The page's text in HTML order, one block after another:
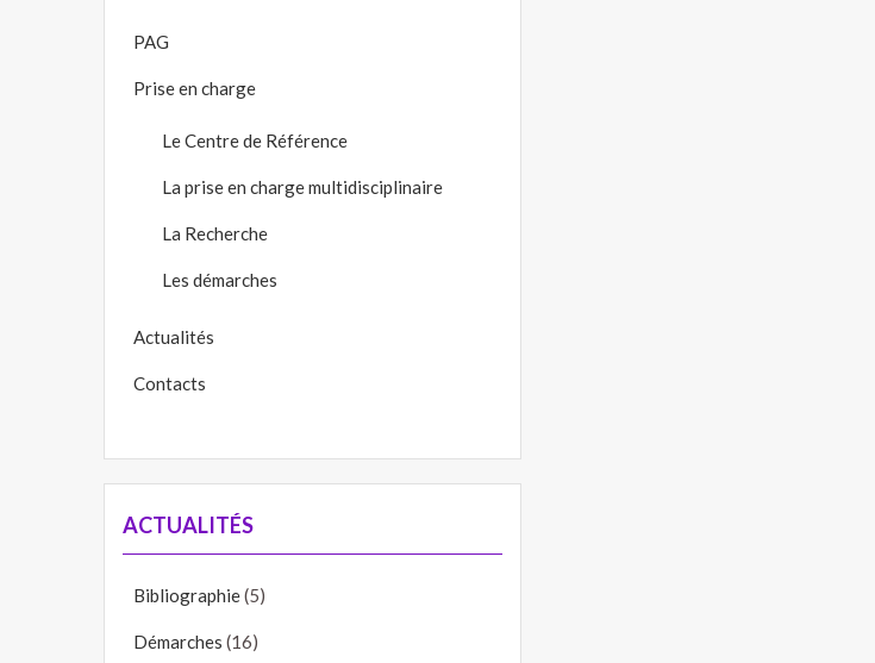
PAG
Prise en charge
Le Centre de Référence
La prise en charge multidisciplinaire
La Recherche
Les démarches
Actualités
Contacts
ACTUALITÉS
Bibliographie(5)
Démarches (16)